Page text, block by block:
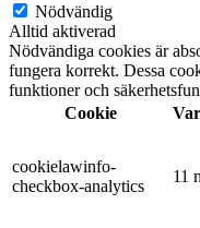
Nödvändig
Alltid aktiverad
Nödvändiga cookies är
fungera korrekt. Dessa
funktioner och
Cookie
cookielawinfo-
checkbox-analytics
11